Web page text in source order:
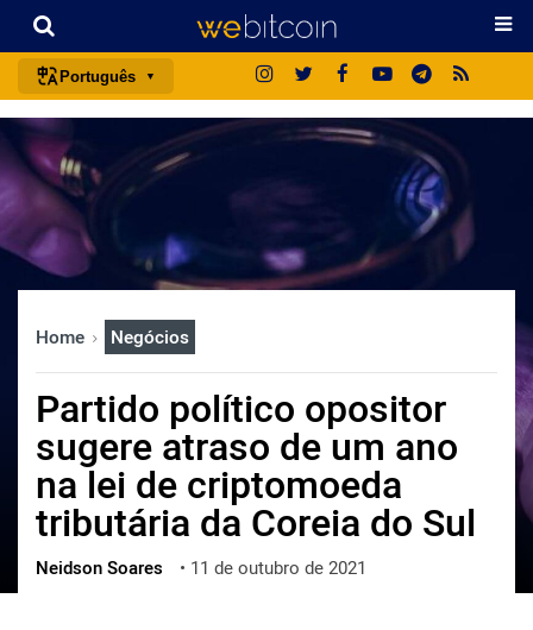
Português
english
español
français
italiano
日本語
русский
한국어
العربية
ไทย
ქართული
Home Negócios
Partido político opositor
sugere atraso de um ano
na lei de criptomoeda
tributária da Coreia do Sul
Neidson Soares • 11 de outubro de 2021